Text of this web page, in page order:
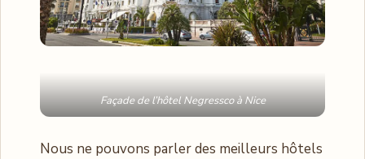
Façade de l’hôtel Negressco à Nice
Nous ne pouvons parler des meilleurs hôtels